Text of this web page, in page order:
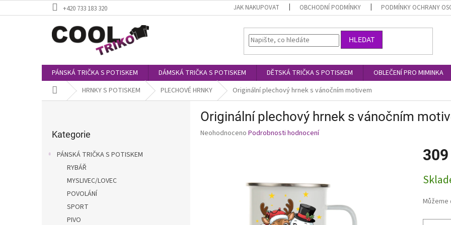
na
+420 733 183 320 JAK NAKUPOVAT OBCHODNÍ PODMÍNKY PODMÍNKY OCHRANY
HLEDAT
PÁNSKÁ TRIČKA S POTISKEM DÁMSKÁ TRIČKA S POTISKEM DĚTSKÁ TRIČKA S POTISKEM OBLEČENÍ PRO MIMINKA
Domů HRNKY S POTISKEM PLECHOVÉ HRNKY Originální plechový hrnek s vánočním motivem
kategorie
Kategorie
PÁNSKÁ TRIČKA S POTISKEM
RYBÁŘ
MYSLIVEC/LOVEC
POVOLÁNÍ
SPORT
PIVO
Originální plechový hrnek s vánočním
Průměrné
Neohodnoceno Podrobnosti hodnocení
cena:
Můžeme